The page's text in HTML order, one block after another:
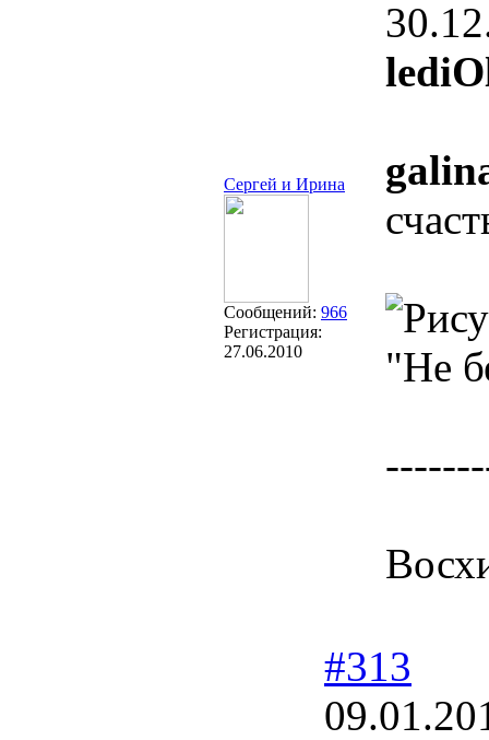
Сергей и Ирина
Сообщений: 966
Регистрация:
27.06.2010
"Не
#313